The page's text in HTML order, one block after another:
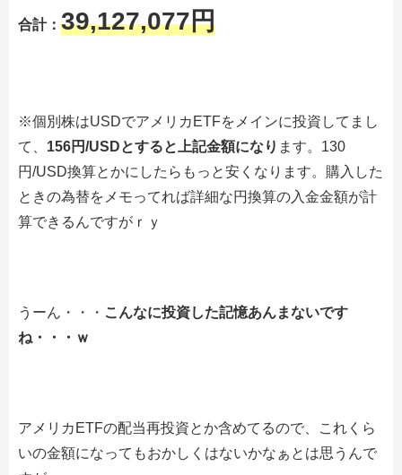
合計： 39,127,077円
※個別株はUSDでアメリカETFをメインに投資してまし
て、 156円/USDとすると上記金額になり ます。130
円/USD換算とかにしたらもっと安くなります。購入した
ときの為替をメモってれば詳細な円換算の入金金額が計
算できるんですがｒｙ
うーん・・・ こんなに投資した記憶あんまないです
ね・・・ｗ
アメリカETFの配当再投資とか含めてるので、これくら
いの金額になってもおかしくはないかなぁとは思うんで